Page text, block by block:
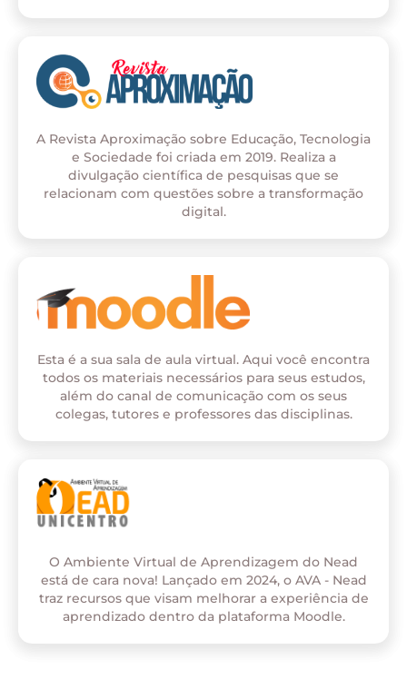
A Revista Aproximação sobre Educação, Tecnologia
e Sociedade foi criada em 2019. Realiza a
divulgação científica de pesquisas que se
relacionam com questões sobre a transformação
digital.
Esta é a sua sala de aula virtual. Aqui você encontra
todos os materiais necessários para seus estudos,
além do canal de comunicação com os seus
colegas, tutores e professores das disciplinas.
O Ambiente Virtual de Aprendizagem do Nead
está de cara nova! Lançado em 2024, o AVA - Nead
traz recursos que visam melhorar a experiência de
aprendizado dentro da plataforma Moodle.